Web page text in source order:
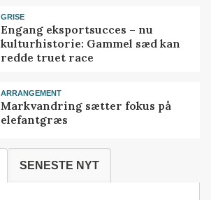
GRISE
Engang eksportsucces – nu
kulturhistorie: Gammel sæd kan
redde truet race
ARRANGEMENT
Markvandring sætter fokus på
elefantgræs
SENESTE NYT